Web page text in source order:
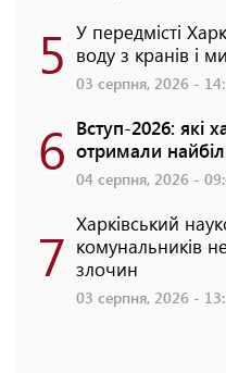
5 У передмісті
воду з кранів і
03 серпня, 2026 -
6 Вступ-2026: які
отримали
04 серпня, 2026 -
7 Харківський
комунальників
злочин
03 серпня, 2026 -